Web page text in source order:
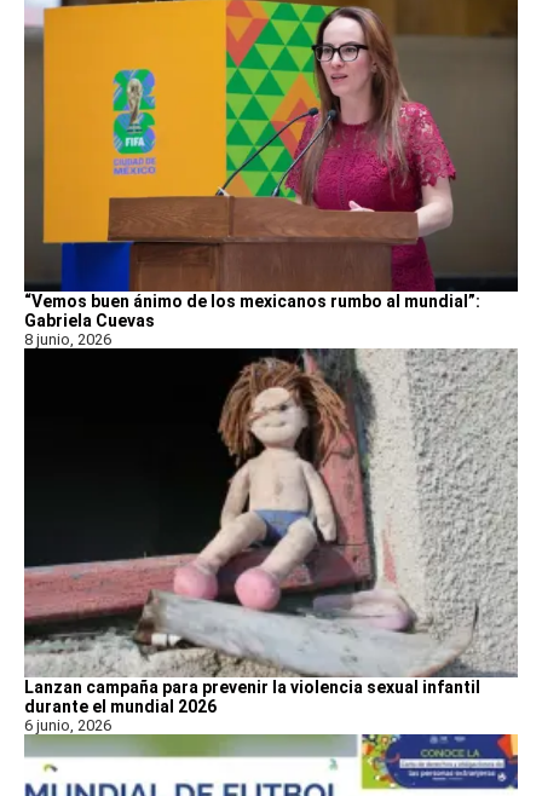
“Vemos buen ánimo de los mexicanos rumbo al mundial”:
Gabriela Cuevas
8 junio, 2026
Lanzan campaña para prevenir la violencia sexual infantil
durante el mundial 2026
6 junio, 2026